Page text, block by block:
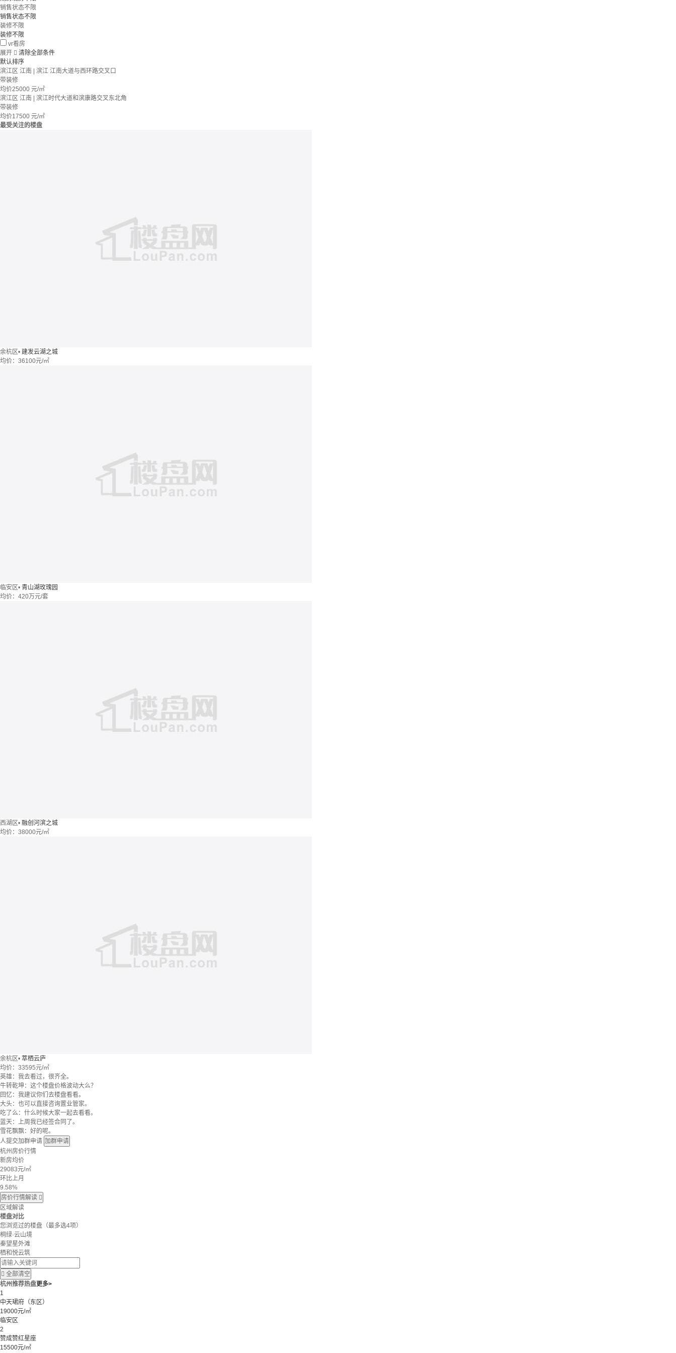
销售状态不限
销售状态不限
装修不限
装修不限
vr看房
展开  清除全部条件
默认排序
滨江区 江南 | 滨江 江南大道与西环路交叉口
带装修
均价25000 元/㎡
滨江区 江南 | 滨江时代大道和滨康路交叉东北角
带装修
均价17500 元/㎡
最受关注的楼盘
余杭区• 建发云湖之城
均价： 36100元/㎡
临安区• 青山湖玫瑰园
均价： 420万元/套
西湖区• 融创河滨之城
均价： 38000元/㎡
余杭区• 萃栖云庐
均价： 33595元/㎡
英雄：我去看过，很齐全。
牛转乾坤：这个楼盘价格波动大么？
回忆：我建议你们去楼盘看看。
大头：也可以直接咨询置业管家。
吃了么：什么时候大家一起去看看。
蓝天：上周我已经签合同了。
雪花飘飘：好的呢。
人提交加群申请 加群申请
杭州房价行情
新房均价
29083元/㎡
环比上月
9.58%
房价行情解读 
区域解读
楼盘对比
您浏览过的楼盘 （最多选4项）
桐绿·云山境
秦望星外滩
栖和悦云筑
 全部清空
杭州推荐热盘更多>
1
中天珺府（东区）
19000元/㎡
临安区
2
赞成赞红星座
15500元/㎡